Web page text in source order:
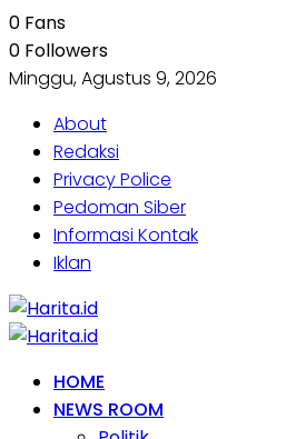
0 Fans
0 Followers
Minggu, Agustus 9, 2026
About
Redaksi
Privacy Police
Pedoman Siber
Informasi Kontak
Iklan
HOME
NEWS ROOM